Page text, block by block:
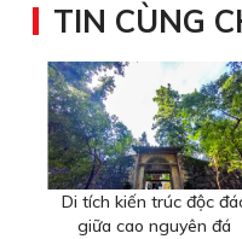
TIN CÙNG
Di tích kiến trúc độc
giữa cao nguyên đá